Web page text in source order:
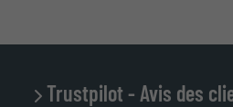
Trustpilot - Avis des